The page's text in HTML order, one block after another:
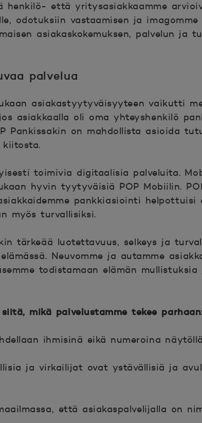
henkilö- että yritysasiakkaamme
odotuksiin vastaamisen ja imagomme
asiakaskokemuksen, palvelun ja
palvelua
asiakastyytyväisyyteen vaikutti
asiakkaalla oli oma yhteyshenkilö
Pankissakin on mahdollista asioida
kiitosta.
toimivia digitaalisia palveluita.
hyvin tyytyväisiä POP Mobiilin.
pankkiasiointi helpottuisi
myös turvallisiksi.
tärkeää luotettavuus, selkeys ja
Neuvomme ja autamme
todistamaan elämän mullistuksia
mikä palvelustamme tekee
ihmisinä eikä numeroina
ja virkailijat ovat ystävällisiä ja
että asiakaspalvelijalla on